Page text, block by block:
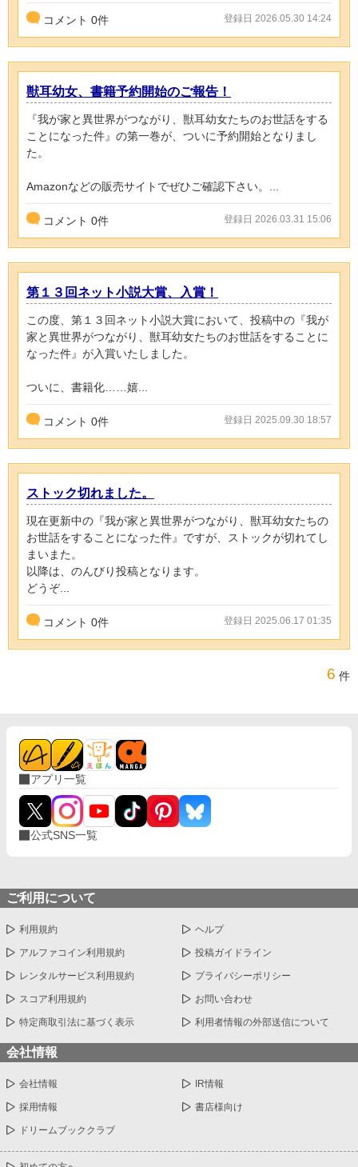
コメント 0件 登録日 2026.05.30 14:24
獣耳幼女、書籍予約開始のご報告！
『我が家と異世界がつながり、獣耳幼女たちのお世話をする
ことになった件』の第一巻が、ついに予約開始となりまし
た。
Amazonなどの販売サイトでぜひご確認下さい。...
コメント 0件 登録日 2026.03.31 15:06
第１３回ネット小説大賞、入賞！
この度、第１３回ネット小説大賞において、投稿中の『我が
家と異世界がつながり、獣耳幼女たちのお世話をすることに
なった件』が入賞いたしました。
ついに、書籍化……嬉...
コメント 0件 登録日 2025.09.30 18:57
ストック切れました。
現在更新中の『我が家と異世界がつながり、獣耳幼女たちの
お世話をすることになった件』ですが、ストックが切れてし
まいまた。
以降は、のんびり投稿となります。
どうぞ...
コメント 0件 登録日 2025.06.17 01:35
6 件
アプリ一覧
公式SNS一覧
ご利用について
利用規約 ヘルプ
アルファコイン利用規約 投稿ガイドライン
レンタルサービス利用規約 プライバシーポリシー
スコア利用規約 お問い合わせ
特定商取引法に基づく表示 利用者情報の外部送信について
会社情報
会社情報 IR情報
採用情報 書店様向け
ドリームブッククラブ